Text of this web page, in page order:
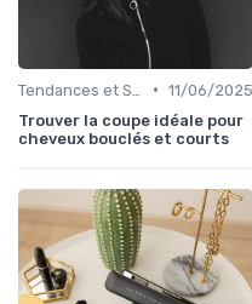
• 11/06/2025
Trouver la coupe idéale pour
cheveux bouclés et courts